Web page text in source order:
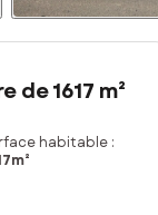
1617 m²
habitable :